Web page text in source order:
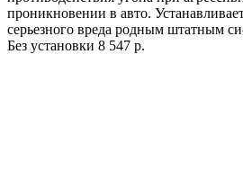
проникновении в авто.
серьезного вреда родным штатным
Без установки 8 547 р.